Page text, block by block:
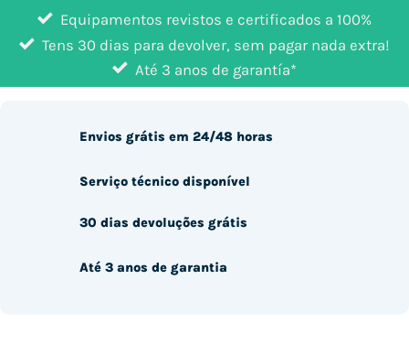
Equipamentos revistos e certificados a 100%
Tens 30 dias para devolver, sem pagar nada extra!
Até 3 anos de garantía*
Envios grátis em 24/48 horas
Serviço técnico disponível
30 dias devoluções grátis
Até 3 anos de garantia